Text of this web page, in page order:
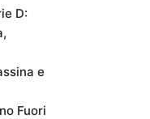
D:
e
Fuori